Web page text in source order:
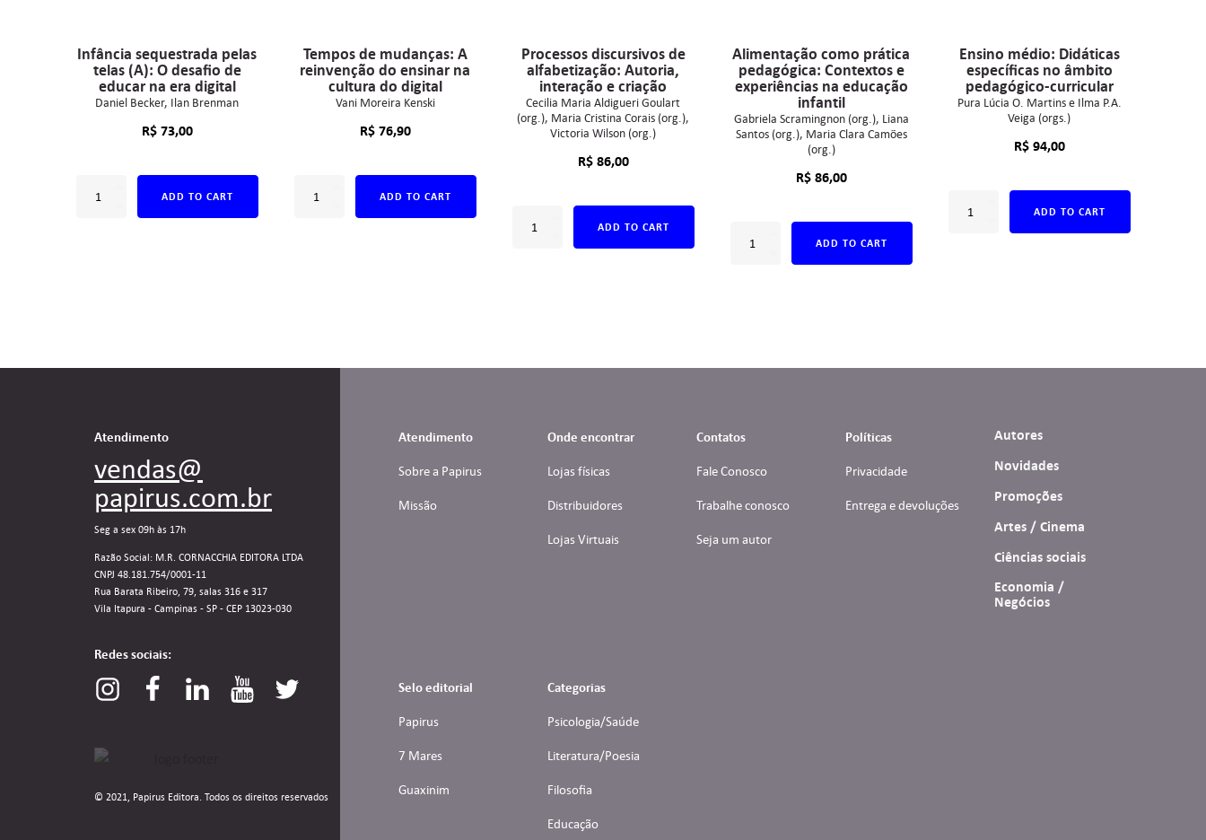
Infância sequestrada pelas
telas (A): O desafio de
educar na era digital
Daniel Becker Ilan Brenman
R$73,00
ADD TO CART
Tempos de mudanças: A
reinvenção do ensinar na
cultura do digital
Vani Moreira Kenski
R$76,90
ADD TO CART
Processos discursivos de
alfabetização: Autoria,
interação e criação
Cecilia Maria Aldigueri Goulart
(org.) Maria Cristina Corais (org.)
Victoria Wilson (org.)
R$86,00
ADD TO CART
Alimentação como prática
pedagógica: Contextos e
experiências na educação
infantil
Gabriela Scramingnon (org.) Liana
Santos (org.) Maria Clara Camões
(org.)
R$86,00
ADD TO CART
Ensino médio: Didáticas
específicas no âmbito
pedagógico-curricular
Pura Lúcia O. Martins e Ilma P.A.
Veiga (orgs.)
R$94,00
ADD TO CART
Atendimento
vendas@
papirus.com.br
Seg a sex 09h às 17h
Razão Social: M.R. CORNACCHIA EDITORA LTDA
CNPJ 48.181.754/0001-11
Rua Barata Ribeiro, 79, salas 316 e 317
Vila Itapura - Campinas - SP - CEP 13023-030
Redes sociais:
© 2021, Papirus Editora. Todos os direitos reservados
Atendimento
Sobre a Papirus
Missão
Onde encontrar
Lojas físicas
Distribuidores
Lojas Virtuais
Contatos
Fale Conosco
Trabalhe conosco
Seja um autor
Políticas
Privacidade
Entrega e devoluções
Autores
Novidades
Promoções
Artes / Cinema
Ciências sociais
Economia /
Negócios
Selo editorial
Papirus
7 Mares
Guaxinim
Categorias
Psicologia/Saúde
Literatura/Poesia
Filosofia
Educação